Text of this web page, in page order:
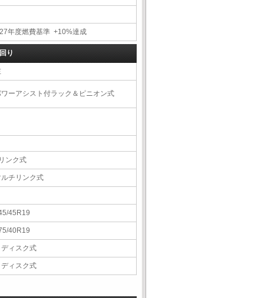
年度燃費基準 +10%達成
り
ーアシスト付ラック＆ピニオン式
ンク式
チリンク式
45R19
40R19
ィスク式
ィスク式